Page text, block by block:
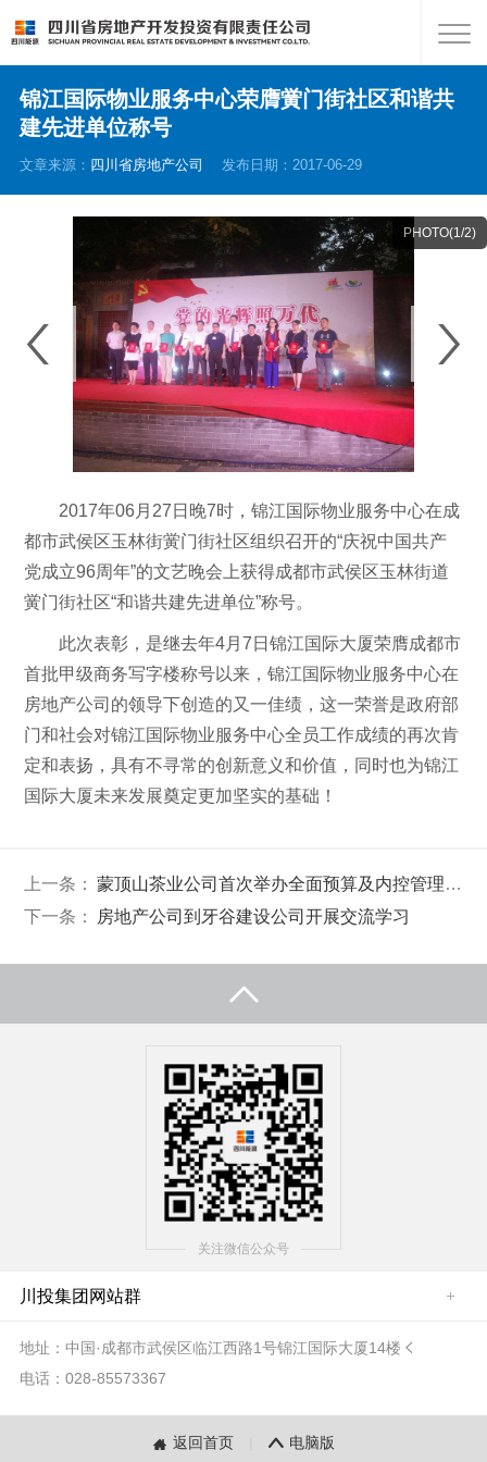
锦江国际物业服务中心荣膺黉门街社区和谐共
建先进单位称号
文章来源： 四川省房地产公司 发布日期：2017-06-29
PHOTO(1/2)
2017年06月27日晚7时，锦江国际物业服务中心在成
都市武侯区玉林街黉门街社区组织召开的“庆祝中国共产
党成立96周年”的文艺晚会上获得成都市武侯区玉林街道
黉门街社区“和谐共建先进单位”称号。
此次表彰，是继去年4月7日锦江国际大厦荣膺成都市
首批甲级商务写字楼称号以来，锦江国际物业服务中心在
房地产公司的领导下创造的又一佳绩，这一荣誉是政府部
门和社会对锦江国际物业服务中心全员工作成绩的再次肯
定和表扬，具有不寻常的创新意义和价值，同时也为锦江
国际大厦未来发展奠定更加坚实的基础！
上一条：
蒙顶山茶业公司首次举办全面预算及内控管理培训会
下一条：
房地产公司到牙谷建设公司开展交流学习
关注微信公众号
川投集团网站群
地址：中国·成都市武侯区临江西路1号锦江国际大厦14楼 
电话：028-85573367
 返回首页  电脑版